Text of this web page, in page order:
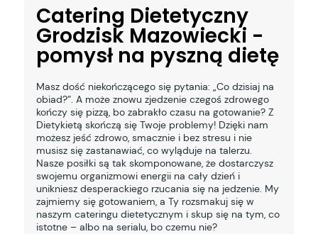
Catering Dietetyczny
Grodzisk Mazowiecki -
pomysł na pyszną dietę
Masz dość niekończącego się pytania: „Co dzisiaj na
obiad?”. A może znowu zjedzenie czegoś zdrowego
kończy się pizzą, bo zabrakło czasu na gotowanie? Z
Dietykietą skończą się Twoje problemy! Dzięki nam
możesz jeść zdrowo, smacznie i bez stresu i nie
musisz się zastanawiać, co wyląduje na talerzu.
Nasze posiłki są tak skomponowane, że dostarczysz
swojemu organizmowi energii na cały dzień i
unikniesz desperackiego rzucania się na jedzenie. My
zajmiemy się gotowaniem, a Ty rozsmakuj się w
naszym cateringu dietetycznym i skup się na tym, co
istotne – albo na serialu, bo czemu nie?